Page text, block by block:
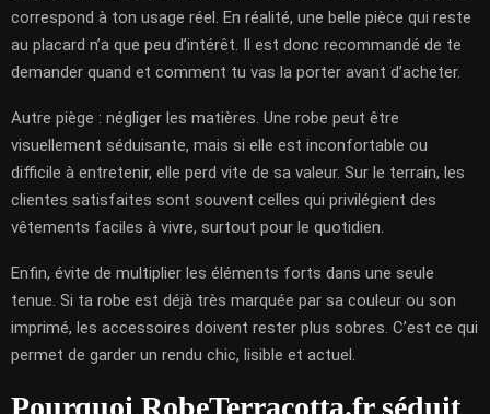
correspond à ton usage réel. En réalité, une belle pièce qui reste
au placard n’a que peu d’intérêt. Il est donc recommandé de te
demander quand et comment tu vas la porter avant d’acheter.
Autre piège : négliger les matières. Une robe peut être
visuellement séduisante, mais si elle est inconfortable ou
difficile à entretenir, elle perd vite de sa valeur. Sur le terrain, les
clientes satisfaites sont souvent celles qui privilégient des
vêtements faciles à vivre, surtout pour le quotidien.
Enfin, évite de multiplier les éléments forts dans une seule
tenue. Si ta robe est déjà très marquée par sa couleur ou son
imprimé, les accessoires doivent rester plus sobres. C’est ce qui
permet de garder un rendu chic, lisible et actuel.
Pourquoi RobeTerracotta.fr séduit